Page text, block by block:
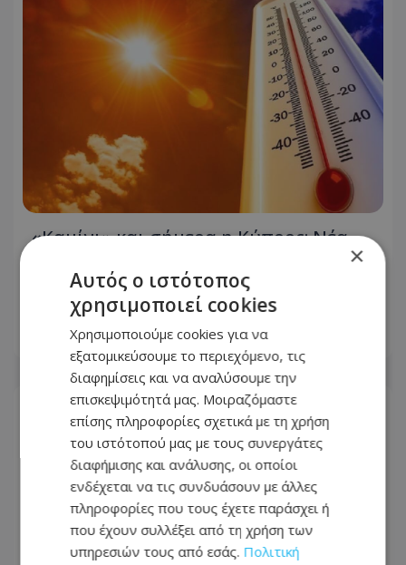
«Καμίνι» και σήμερα η Κύπρος: Νέα
κίτρινη προειδοποίηση – Πότε τίθεται
σε ισχύ – Πότε έρχονται βροχές –
Δείτε αναλυτικά το «μενού»
09.08.2026 - 07:15
×
Αυτός ο ιστότοπος
χρησιμοποιεί cookies
Χρησιμοποιούμε cookies για να
εξατομικεύσουμε το περιεχόμενο, τις
διαφημίσεις και να αναλύσουμε την
επισκεψιμότητά μας. Μοιραζόμαστε
επίσης πληροφορίες σχετικά με τη χρήση
του ιστότοπού μας με τους συνεργάτες
διαφήμισης και ανάλυσης, οι οποίοι
ενδέχεται να τις συνδυάσουν με άλλες
πληροφορίες που τους έχετε παράσχει ή
που έχουν συλλέξει από τη χρήση των
υπηρεσιών τους από εσάς. Πολιτική